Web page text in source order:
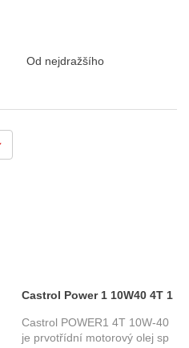
Od nejdražšího
Castrol Power 1 10W40 4T 1
ltr.
Castrol POWER1 4T 10W-40
je prvotřídní motorový olej sp